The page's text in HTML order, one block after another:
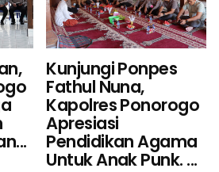
Kunjungi Ponpes
Fathul Nuna,
Kapolres Ponorogo
Apresiasi
Pendidikan Agama
Untuk Anak Punk. ...